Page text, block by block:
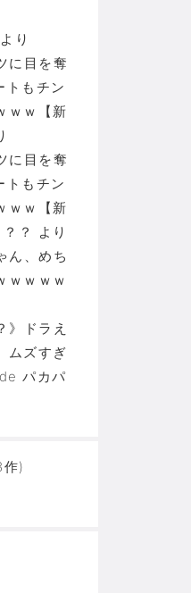
より
に目を奪
もチン
ｗｗ【新
に目を奪
もチン
ｗｗ【新
？
より
ん、めち
ｗｗｗｗ
》ドラえ
ムズすぎ
パカパ
作)